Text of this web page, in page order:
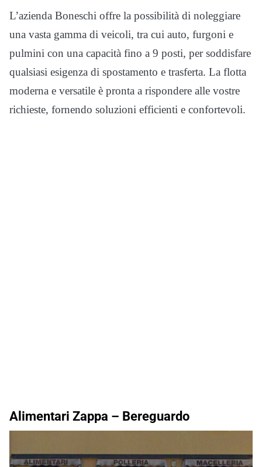
L’azienda Boneschi offre la possibilità di noleggiare
una vasta gamma di veicoli, tra cui auto, furgoni e
pulmini con una capacità fino a 9 posti, per soddisfare
qualsiasi esigenza di spostamento e trasferta. La flotta
moderna e versatile è pronta a rispondere alle vostre
richieste, fornendo soluzioni efficienti e confortevoli.
Alimentari Zappa – Bereguardo